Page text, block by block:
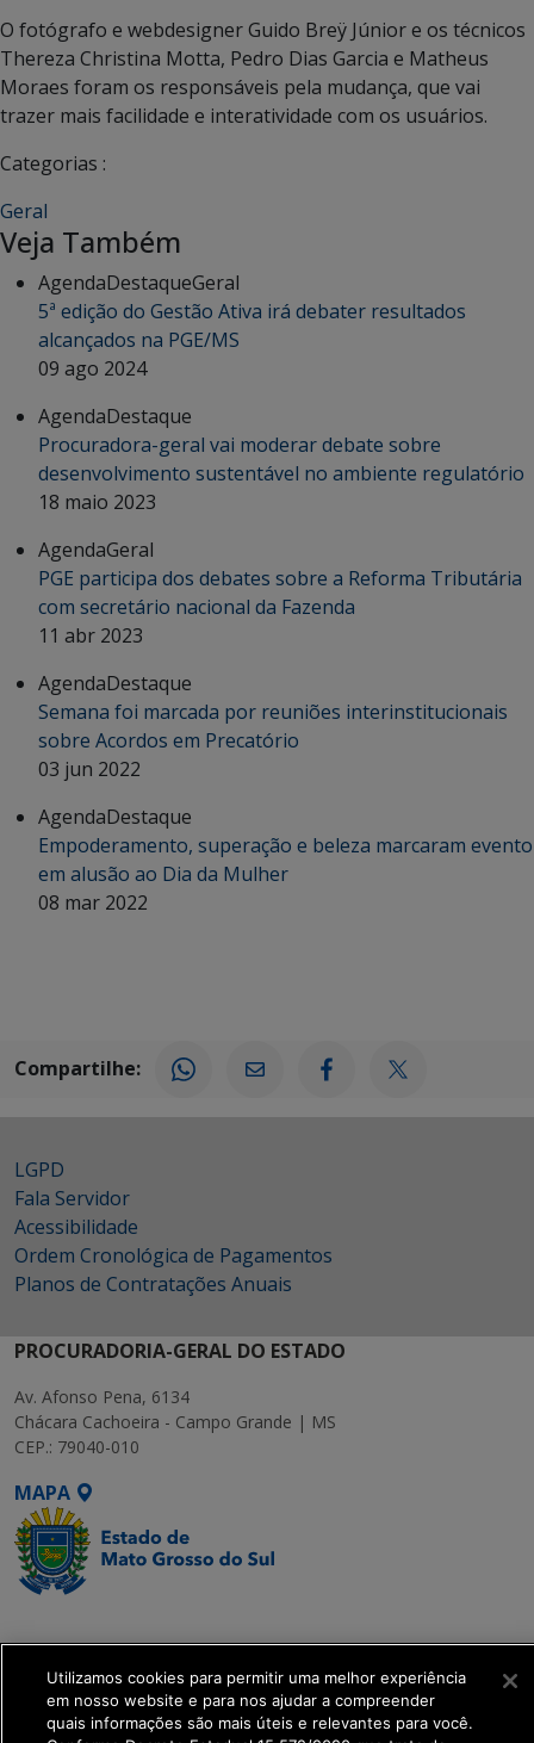
O fotógrafo e webdesigner Guido Breÿ Júnior e os técnicos
Thereza Christina Motta, Pedro Dias Garcia e Matheus
Moraes foram os responsáveis pela mudança, que vai
trazer mais facilidade e interatividade com os usuários.
Categorias :
Geral
Veja Também
AgendaDestaqueGeral
5ª edição do Gestão Ativa irá debater resultados
alcançados na PGE/MS
09 ago 2024
AgendaDestaque
Procuradora-geral vai moderar debate sobre
desenvolvimento sustentável no ambiente regulatório
18 maio 2023
AgendaGeral
PGE participa dos debates sobre a Reforma Tributária
com secretário nacional da Fazenda
11 abr 2023
AgendaDestaque
Semana foi marcada por reuniões interinstitucionais
sobre Acordos em Precatório
03 jun 2022
AgendaDestaque
Empoderamento, superação e beleza marcaram evento
em alusão ao Dia da Mulher
08 mar 2022
Compartilhe:
LGPD
Fala Servidor
Acessibilidade
Ordem Cronológica de Pagamentos
Planos de Contratações Anuais
PROCURADORIA-GERAL DO ESTADO
Av. Afonso Pena, 6134
Chácara Cachoeira - Campo Grande | MS
CEP.: 79040-010
MAPA
Executiva de
Transformação Digital
Utilizamos cookies para permitir uma melhor experiência
em nosso website e para nos ajudar a compreender
quais informações são mais úteis e relevantes para você.